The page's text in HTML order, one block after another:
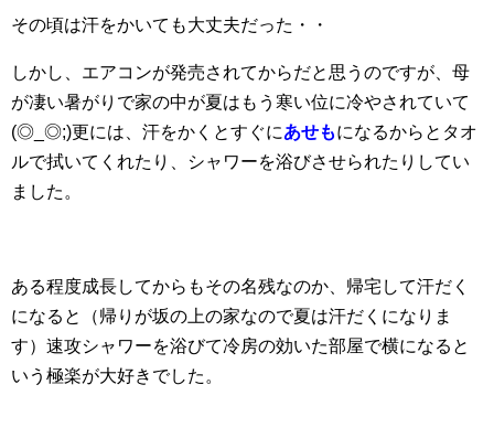
その頃は汗をかいても大丈夫だった・・
しかし、エアコンが発売されてからだと思うのですが、母
が凄い暑がりで家の中が夏はもう寒い位に冷やされていて
(◎_◎;)更には、汗をかくとすぐにあせもになるからとタオ
ルで拭いてくれたり、シャワーを浴びさせられたりしてい
ました。
ある程度成長してからもその名残なのか、帰宅して汗だく
になると（帰りが坂の上の家なので夏は汗だくになりま
す）速攻シャワーを浴びて冷房の効いた部屋で横になると
いう極楽が大好きでした。